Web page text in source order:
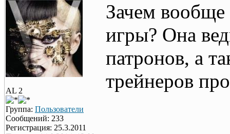
AL 2
Группа: Пользователи
Сообщений: 233
Регистрация: 25.3.2011
Зачем вообще
игры? Она
патронов, а
трейнеров